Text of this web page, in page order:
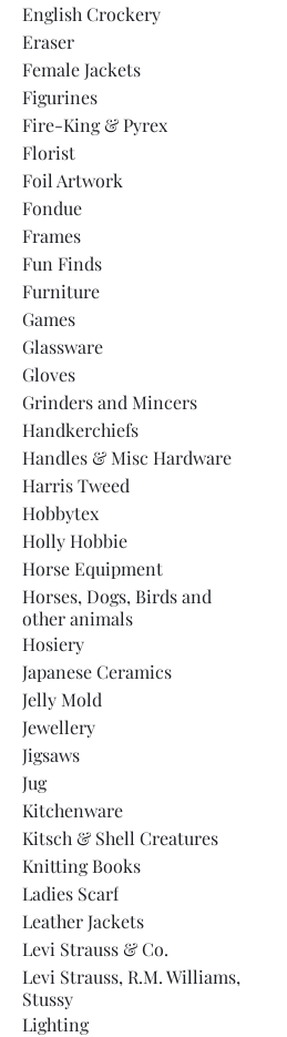
English Crockery
Eraser
Female Jackets
Figurines
Fire-King & Pyrex
Florist
Foil Artwork
Fondue
Frames
Fun Finds
Furniture
Games
Glassware
Gloves
Grinders and Mincers
Handkerchiefs
Handles & Misc Hardware
Harris Tweed
Hobbytex
Holly Hobbie
Horse Equipment
Horses, Dogs, Birds and
other animals
Hosiery
Japanese Ceramics
Jelly Mold
Jewellery
Jigsaws
Jug
Kitchenware
Kitsch & Shell Creatures
Knitting Books
Ladies Scarf
Leather Jackets
Levi Strauss & Co.
Levi Strauss, R.M. Williams,
Stussy
Lighting